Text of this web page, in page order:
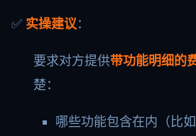
✅ 实操建议：
要求对方提供带功能明细的
楚：
哪些功能包含在内（比